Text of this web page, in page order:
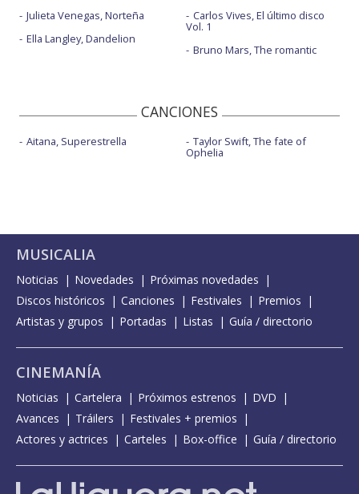
Julieta Venegas, Norteña
Ella Langley, Dandelion
Carlos Vives, El último disco
Vol. 1
Bruno Mars, The romantic
CANCIONES
Aitana, Superestrella Taylor Swift, The fate of
Ophelia
MUSICALIA
Noticias Novedades
Próximas novedades
Discos históricos
Canciones Festivales
Premios
Artistas y grupos
Portadas Listas Guía / directorio
CINEMANÍA
Noticias Cartelera Próximos estrenos
DVD
Avances
Tráilers
Festivales + premios
Actores y actrices
Carteles Box-office Guía / directorio